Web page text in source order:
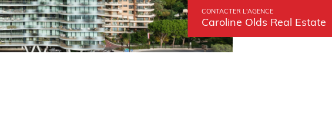
CONTACTER L'AGENCE
Caroline Olds Real Estate